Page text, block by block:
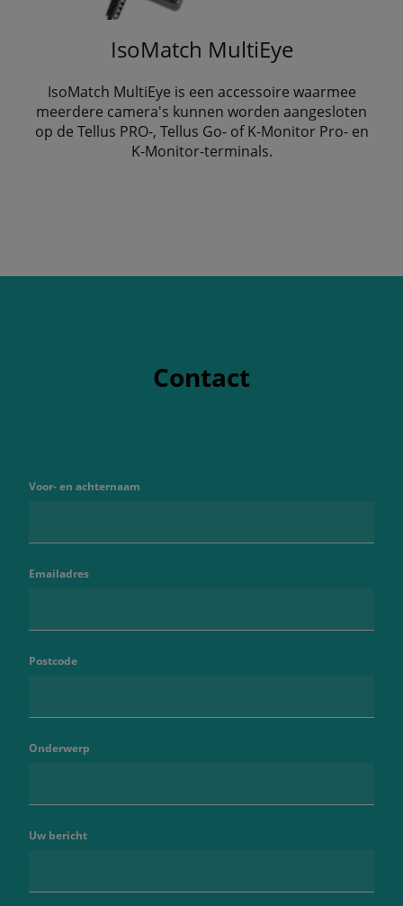
IsoMatch MultiEye
IsoMatch MultiEye is een accessoire waarmee
meerdere camera's kunnen worden aangesloten
op de Tellus PRO-, Tellus Go- of K-Monitor Pro- en
K-Monitor-terminals.
Contact
Voor- en achternaam
Emailadres
Postcode
Onderwerp
Uw bericht